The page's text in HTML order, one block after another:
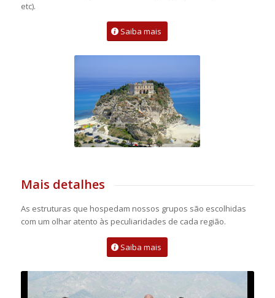
etc).
Saiba mais
Mais detalhes
As estruturas que hospedam nossos grupos são escolhidas
com um olhar atento às peculiaridades de cada região.
Saiba mais